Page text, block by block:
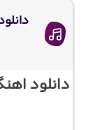
دانلود